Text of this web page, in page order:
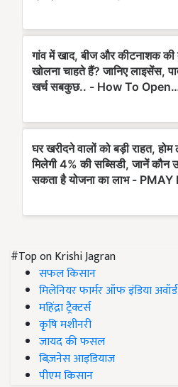
#Top on Krishi Jagran
सफल किसान
मिलेनियर फार्मर ऑफ इंडिया अवॉर्ड
महिंद्रा ट्रैक्टर्स
कृषि मशीनरी
जायद की फसल
बिज़नेस आइडियाज
पीएम किसान